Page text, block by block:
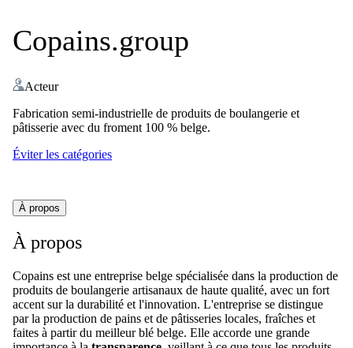
Copains.group
Acteur
Fabrication semi-industrielle de produits de boulangerie et
pâtisserie avec du froment 100 % belge.
Éviter les catégories
À propos
À propos
Copains est une entreprise belge spécialisée dans la production de
produits de boulangerie artisanaux de haute qualité, avec un fort
accent sur la durabilité et l'innovation. L'entreprise se distingue
par la production de pains et de pâtisseries locales, fraîches et
faites à partir du meilleur blé belge. Elle accorde une grande